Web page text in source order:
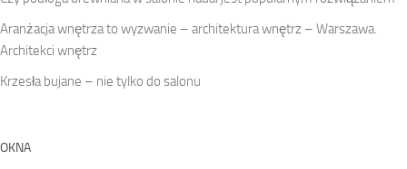
Aranżacja wnętrza to wyzwanie – architektura wnętrz – Warszawa.
Architekci wnętrz
Krzesła bujane – nie tylko do salonu
OKNA